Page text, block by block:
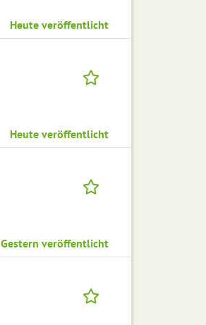
Heute veröffentlicht
Heute veröffentlicht
Gestern veröffentlicht